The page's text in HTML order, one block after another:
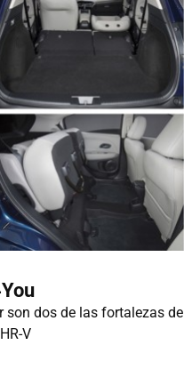
son dos de las fortalezas de
V